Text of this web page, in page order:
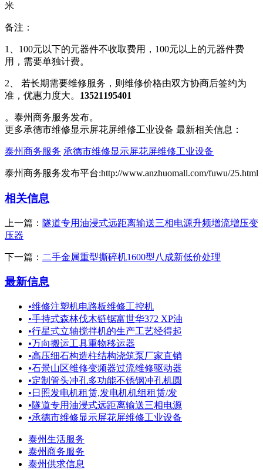
米
备注：
1、100元以下的元器件不收取费用，100元以上的元器件费
用，需要单独计费。
2、 若长期需要维修服务，则维修价格由双方协商后签约为
准，优惠力度大。 13521195401
。泰州商务服务发布。
更多承德市维修显示屏花屏维修工业设备 最新相关信息：
泰州商务服务 承德市维修显示屏花屏维修工业设备
泰州商务服务发布平台:http://www.anzhuomall.com/fuwu/25.html
相关信息
上一篇： 隧道专用油浸式远距离输送三相电源升频增流增压变
压器
下一篇： 二手金属重型撕碎机1600型八成新低价处理
最新信息
•维修注塑机电路板维修工控机
•手持式森林伐木链锯富世华372 XP油
•行星式立轴搅拌机的生产工艺经得起
•万向搬运工具重物移运器
•高压细石构造柱结构浇筑泵厂家直销
•石景山区维修变频器过流维修驱动器
•定制管头冲孔多功能不锈钢冲孔机圆
• 日照发电机租赁,发电机机组租赁/发
•隧道专用油浸式远距离输送三相电源
•承德市维修显示屏花屏维修工业设备
泰州生活服务
泰州商务服务
泰州供求信息